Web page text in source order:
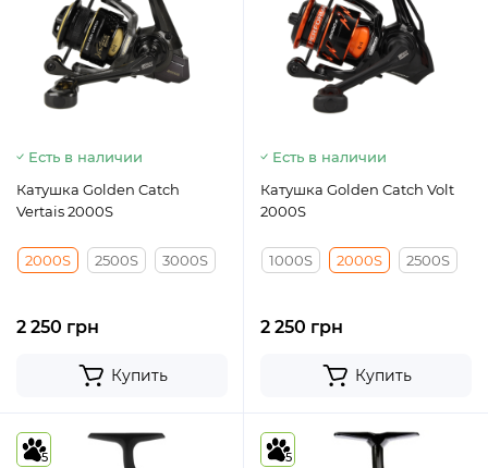
Есть в наличии
Катушка Golden Catch
Vertais 2000S
2000S 2500S 3000S
2 250 грн
Купить
Есть в наличии
Катушка Golden Catch Volt
2000S
1000S 2000S 2500S
2 250 грн
Купить
5 5